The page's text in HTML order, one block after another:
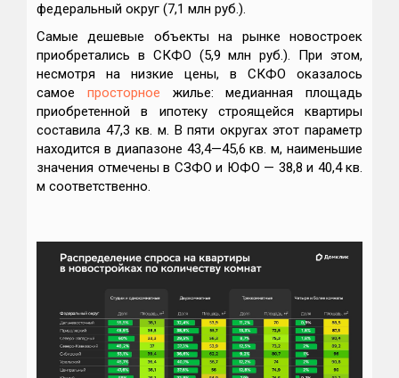
федеральный округ (7,1 млн руб.).
Самые дешевые объекты на рынке новостроек
приобретались в СКФО (5,9 млн руб.). При этом,
несмотря на низкие цены, в СКФО оказалось
самое просторное жилье: медианная площадь
приобретенной в ипотеку строящейся квартиры
составила 47,3 кв. м. В пяти округах этот параметр
находится в диапазоне 43,4—45,6 кв. м, наименьшие
значения отмечены в СЗФО и ЮФО — 38,8 и 40,4 кв.
м соответственно.